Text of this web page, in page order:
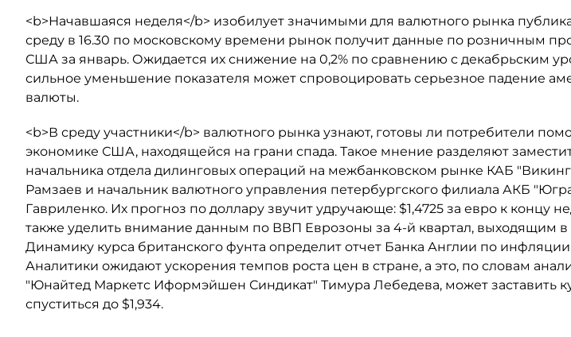
<b>Начавшаяся неделя</b> изобилует значимыми для валютного рынка
среду в 16.30 по московскому времени рынок получит данные по розничным
США за январь. Ожидается их снижение на 0,2% по сравнению с декабрьским
сильное уменьшение показателя может спровоцировать серьезное падение
валюты.
<b>В среду участники</b> валютного рынка узнают, готовы ли потребители
экономике США, находящейся на грани спада. Такое мнение разделяют
начальника отдела дилинговых операций на межбанковском рынке КАБ
Рамзаев и начальник валютного управления петербургского филиала АКБ
Гавриленко. Их прогноз по доллару звучит удручающе: $1,4725 за евро к концу
также уделить внимание данным по ВВП Еврозоны за 4-й квартал, выходящим в
Динамику курса британского фунта определит отчет Банка Англии по инфляции
Аналитики ожидают ускорения темпов роста цен в стране, а это, по словам
"Юнайтед Маркетс Иформэйшен Синдикат" Тимура Лебедева, может заставить
спуститься до $1,934.